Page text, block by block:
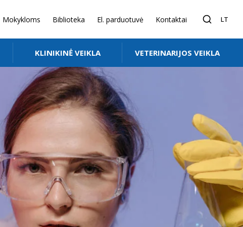
Mokykloms Biblioteka El. parduotuvė Kontaktai LT
KLINIKINĖ VEIKLA VETERINARIJOS VEIKLA